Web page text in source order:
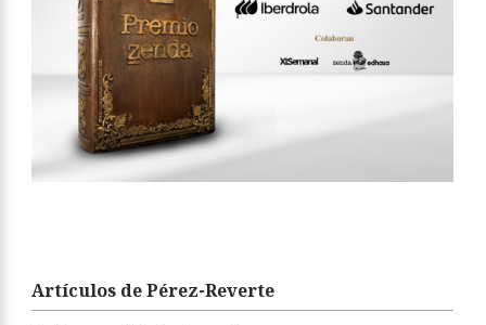
Artículos de Pérez-Reverte